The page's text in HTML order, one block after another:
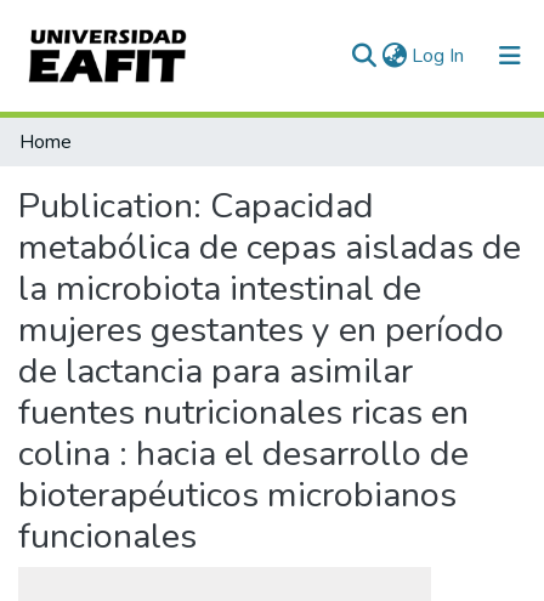
Log In (current)
Statistics
Home
Publication: Capacidad
metabólica de cepas aisladas de
la microbiota intestinal de
mujeres gestantes y en período
de lactancia para asimilar
fuentes nutricionales ricas en
colina : hacia el desarrollo de
bioterapéuticos microbianos
funcionales